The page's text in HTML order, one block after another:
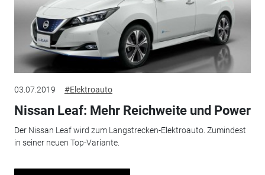
03.07.2019 #Elektroauto
Nissan Leaf: Mehr Reichweite und Power
Der Nissan Leaf wird zum Langstrecken-Elektroauto. Zumindest
in seiner neuen Top-Variante.